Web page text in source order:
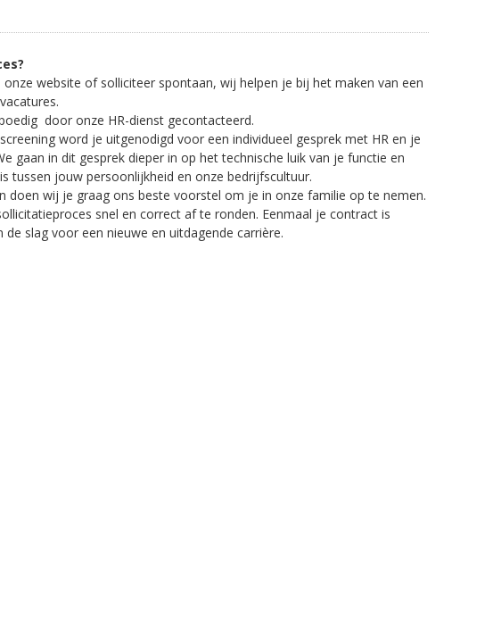
website of solliciteer spontaan, wij helpen je bij het maken van een
door onze HR-dienst gecontacteerd.
word je uitgenodigd voor een individueel gesprek met HR en je
gaan in dit gesprek dieper in op het technische luik van je functie en
tussen jouw persoonlijkheid en onze bedrijfscultuur.
doen wij je graag ons beste voorstel om je in onze familie op te nemen.
snel en correct af te ronden. Eenmaal je contract is
slag voor een nieuwe en uitdagende carrière.